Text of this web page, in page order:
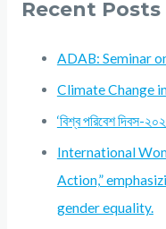
Recent Posts
ADAB: Seminar
Climate Change
‘বিশ্ব পরিবেশ দিবস-
International
Action,”
gender equality.